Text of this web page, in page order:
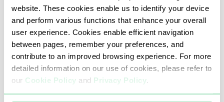
website. These cookies enable us to identify your device
and perform various functions that enhance your overall
user experience. Cookies enable efficient navigation
between pages, remember your preferences, and
contribute to an improved browsing experience. For more
detailed information on our use of cookies, please refer to
our Cookie Policy and Privacy Policy
하고, 사용자 데이터를 보호하는 조치를 취하며, 대용
량 파일을 번거로움 없이 빠르게 스트리밍하고 다운
로드할 수 있도록 높은 대역폭을 보유해야 합니다.
프록시 서버 설정: 초보자를 위한 간단한 가이드
그렇다면 프록시를 사용해 차단된 웹사이트를 여는
방법은 무엇일까요? 다음은 전용 소프트웨어와 운영